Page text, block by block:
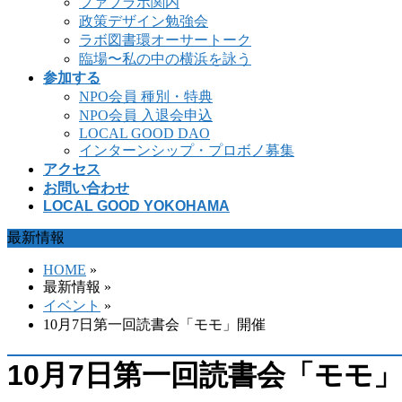
政策デザイン勉強会
ラボ図書環オーサートーク
臨場〜私の中の横浜を詠う
参加する
NPO会員 種別・特典
NPO会員 入退会申込
LOCAL GOOD DAO
インターンシップ・プロボノ募集
アクセス
お問い合わせ
LOCAL GOOD YOKOHAMA
最新情報
HOME »
最新情報 »
イベント »
10月7日第一回読書会「モモ」開催
10月7日第一回読書会「モモ